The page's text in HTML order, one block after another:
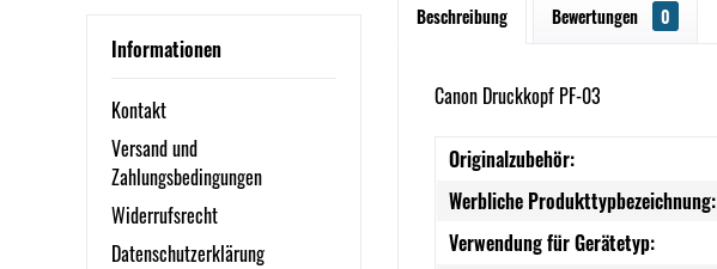
Informationen
Kontakt
Versand und
Zahlungsbedingungen
Widerrufsrecht
Datenschutzerklärung
Beschreibung Bewertungen 0
Canon Druckkopf PF-03
Originalzubehör:
Werbliche Produkttypbezeichnung:
Verwendung für Gerätetyp: